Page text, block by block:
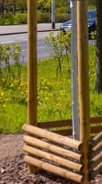
zdjęcia.